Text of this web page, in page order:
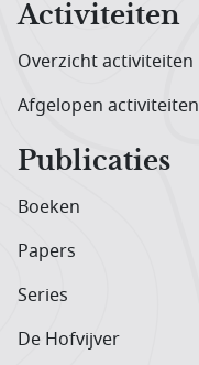
Activiteiten
Overzicht activiteiten
Afgelopen activiteiten
Publicaties
Boeken
Papers
Series
De Hofvijver